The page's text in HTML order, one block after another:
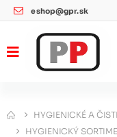
eshop@gpr.sk
HYGIENICKÉ A
HYGIENICKÝ